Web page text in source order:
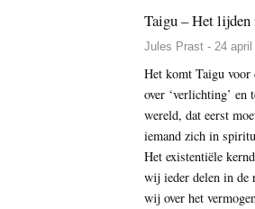
Taigu – Het lijden
Jules Prast - 24 april
Het komt Taigu voor
over ‘verlichting’
wereld, dat eerst
iemand zich in
Het existentiële
wij ieder delen in de
wij over het